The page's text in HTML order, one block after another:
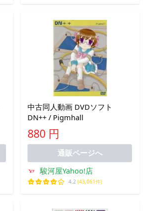
中古同人動画 DVDソフト
DN++ / Pigmhall
880 円
通販ページへ
駿河屋Yahoo!店
4.2 (43,061件)